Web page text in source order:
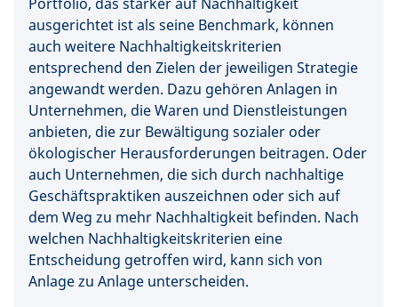
ausgerichtet ist als seine Benchmark, können
auch weitere Nachhaltigkeitskriterien
entsprechend den Zielen der jeweiligen Strategie
angewandt werden. Dazu gehören Anlagen in
Unternehmen, die Waren und Dienstleistungen
anbieten, die zur Bewältigung sozialer oder
ökologischer Herausforderungen beitragen. Oder
auch Unternehmen, die sich durch nachhaltige
Geschäftspraktiken auszeichnen oder sich auf
dem Weg zu mehr Nachhaltigkeit befinden. Nach
welchen Nachhaltigkeitskriterien eine
Entscheidung getroffen wird, kann sich von
Anlage zu Anlage unterscheiden.